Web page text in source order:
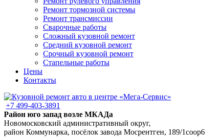
Ремонт тормозной системы
Ремонт трансмиссии
Сварочные работы
Сложный кузовной ремонт
Средний кузовной ремонт
Срочный кузовной ремонт
Стапельные работы
Цены
Контакты
+7 499-403-3891
Район юго запад возле МКАДа
Новомосковский административный округ,
район Коммунарка, посёлок завода Мосрентген, 189/1соор6